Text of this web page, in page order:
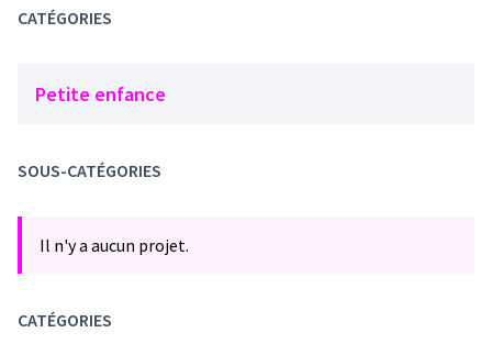
CATÉGORIES
Petite enfance
SOUS-CATÉGORIES
Il n'y a aucun projet.
CATÉGORIES